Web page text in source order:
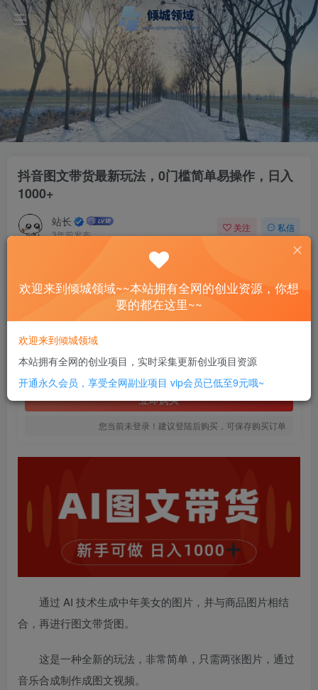
抖音图文带货最新玩法，0门槛简单易操作，日入
1000+
站长
3年前发布
关注 私信
抖音图文带货最新玩法，0门槛简单易操作，日入1000+
此内容为付费资源，请付费后查看
SVIP全站会员 免费
立即购买
您当前未登录！建议登陆后购买，可保存购买订单
通过 AI 技术生成中年美女的图片，并与商品图片相结
合，再进行图文带货图。
这是一种全新的玩法，非常简单，只需两张图片，通过
音乐合成制作成图文视频。
欢迎来到倾城领域~~本站拥有全网的创业资源，你想
要的都在这里~~
欢迎来到倾城领域
本站拥有全网的创业项目，实时采集更新创业项目资源
开通永久会员，享受全网副业项目 vip会员已低至9元哦~